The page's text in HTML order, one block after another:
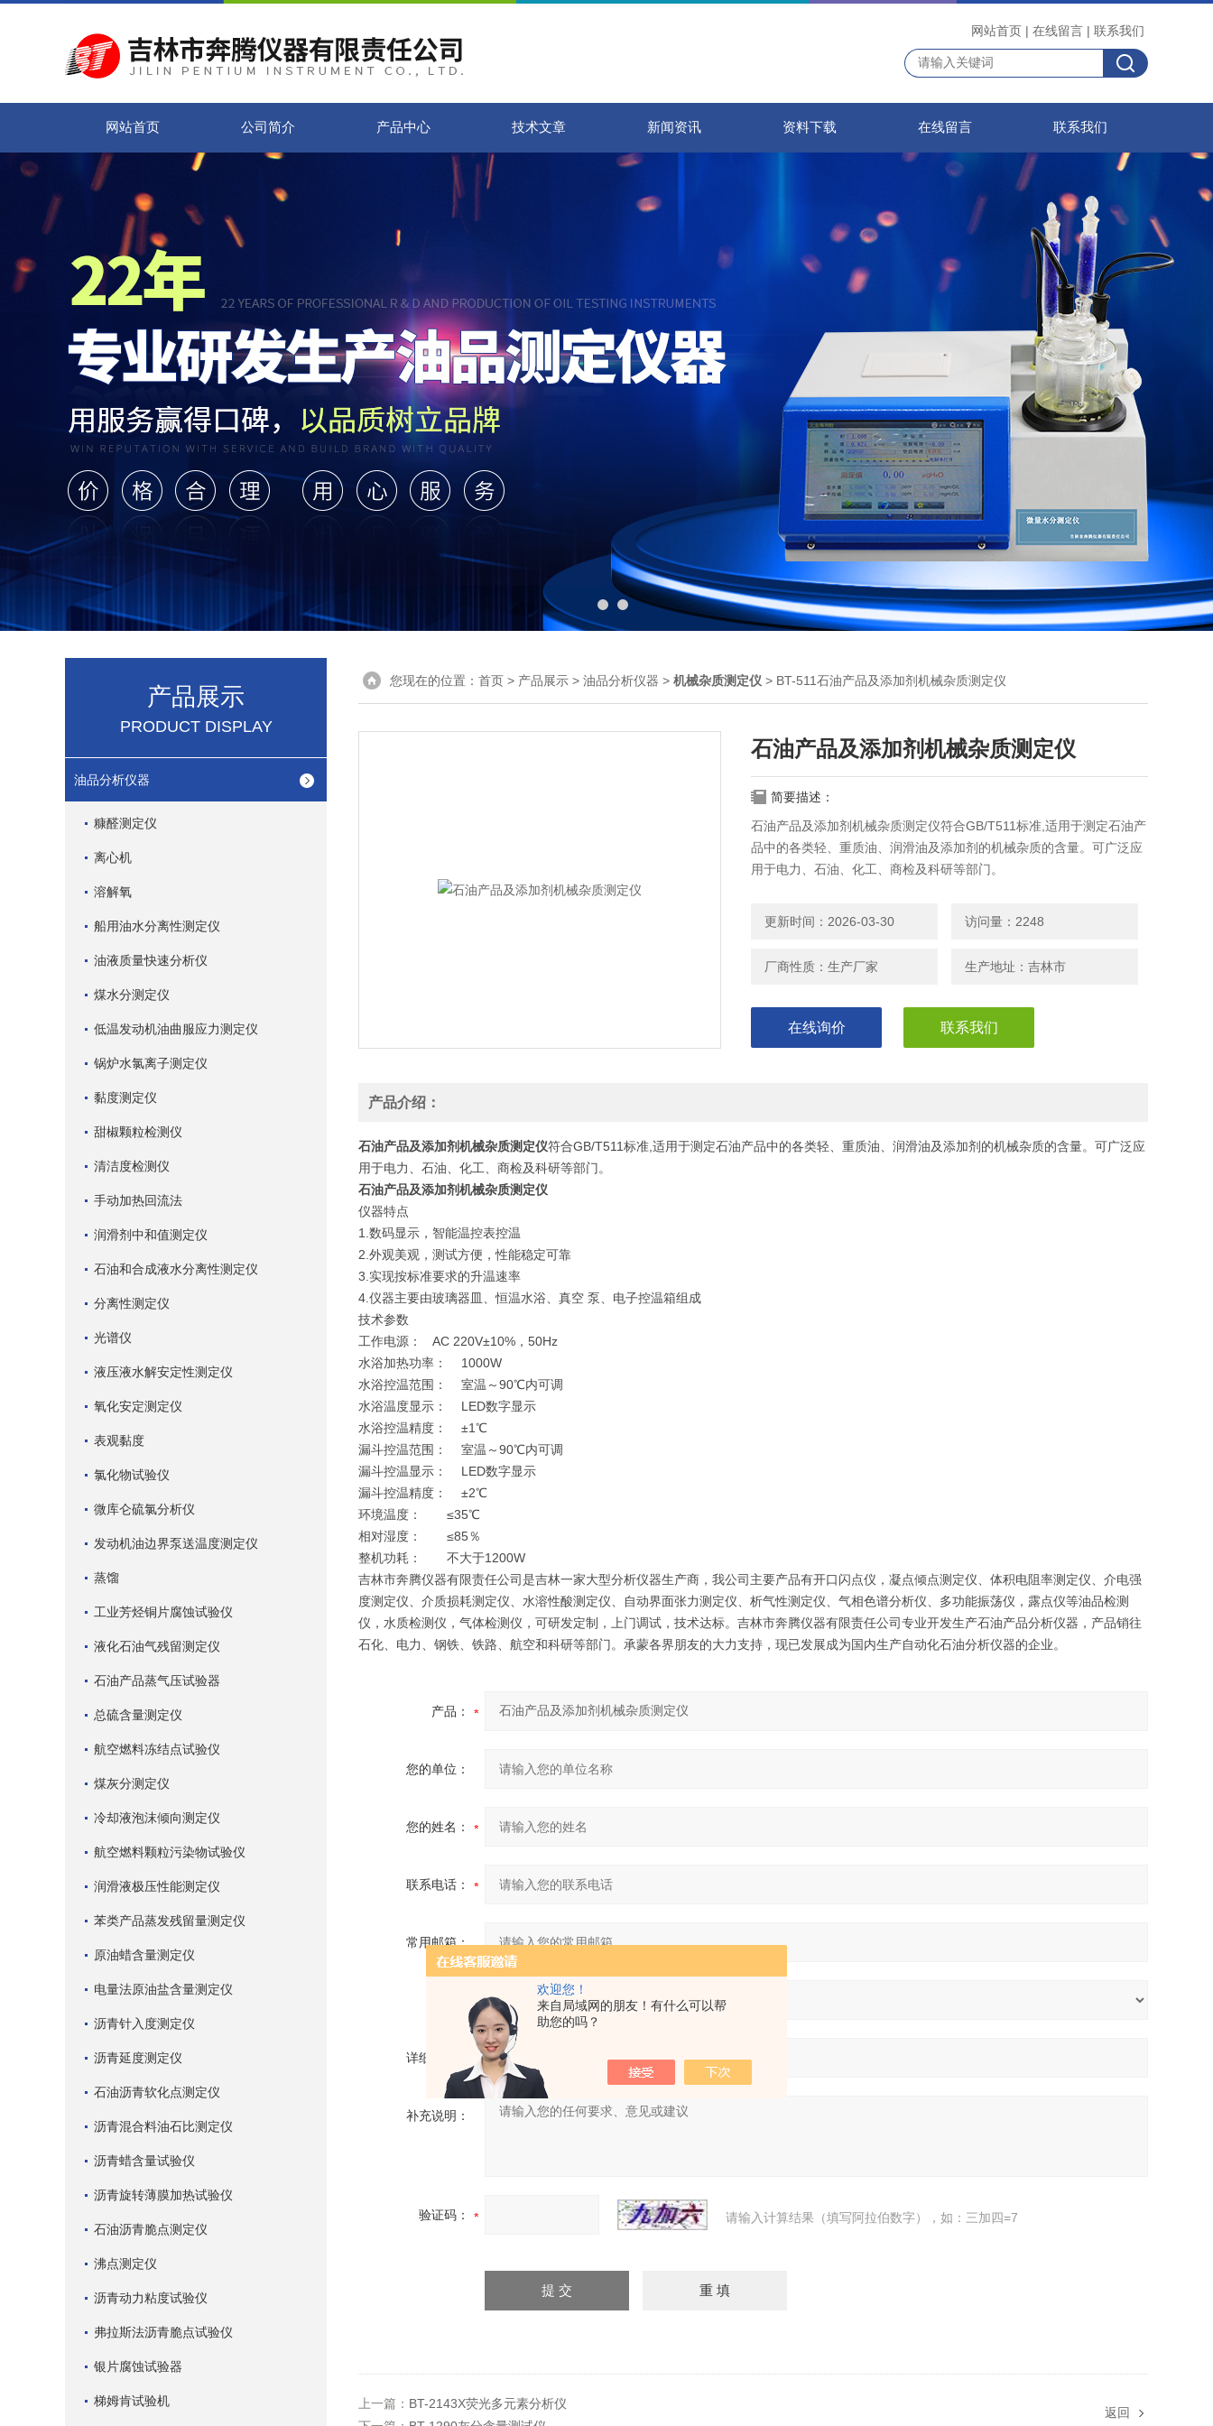
欢迎您！
来自局域网的朋友！有什么可以帮
助您的吗？
网站首页 | 在线留言 | 联系我们
网站首页 公司简介 产品中心 技术文章 新闻资讯 资料下载 在线留言 联系我们
产品展示
PRODUCT DISPLAY
油品分析仪器
糠醛测定仪
离心机
溶解氧
船用油水分离性测定仪
油液质量快速分析仪
煤水分测定仪
低温发动机油曲服应力测定仪
锅炉水氯离子测定仪
黏度测定仪
甜椒颗粒检测仪
清洁度检测仪
手动加热回流法
润滑剂中和值测定仪
石油和合成液水分离性测定仪
分离性测定仪
光谱仪
液压液水解安定性测定仪
氧化安定测定仪
表观黏度
氯化物试验仪
微库仑硫氯分析仪
发动机油边界泵送温度测定仪
蒸馏
工业芳烃铜片腐蚀试验仪
液化石油气残留测定仪
石油产品蒸气压试验器
总硫含量测定仪
航空燃料冻结点试验仪
煤灰分测定仪
冷却液泡沫倾向测定仪
航空燃料颗粒污染物试验仪
润滑液极压性能测定仪
苯类产品蒸发残留量测定仪
原油蜡含量测定仪
电量法原油盐含量测定仪
沥青针入度测定仪
沥青延度测定仪
石油沥青软化点测定仪
沥青混合料油石比测定仪
沥青蜡含量试验仪
沥青旋转薄膜加热试验仪
石油沥青脆点测定仪
沸点测定仪
沥青动力粘度试验仪
弗拉斯法沥青脆点试验仪
银片腐蚀试验器
梯姆肯试验机
您现在的位置： 首页 > 产品展示 > 油品分析仪器 > 机械杂质测定仪 > BT-511石油产品及添加剂机械杂质测定仪
石油产品及添加剂机械杂质测定仪
简要描述：
石油产品及添加剂机械杂质测定仪符合GB/T511标准,适用于测定石油产
品中的各类轻、重质油、润滑油及添加剂的机械杂质的含量。可广泛应
用于电力、石油、化工、商检及科研等部门。
更新时间：2026-03-30 访问量：2248
厂商性质：生产厂家 生产地址：吉林市
在线询价 联系我们
产品介绍：
石油产品及添加剂机械杂质测定仪符合GB/T511标准,适用于测定石油产品中的各类轻、重质油、润滑油及添加剂的机械杂质的含量。可广泛应
用于电力、石油、化工、商检及科研等部门。
石油产品及添加剂机械杂质测定仪
仪器特点
1.数码显示，智能温控表控温
2.外观美观，测试方便，性能稳定可靠
3.实现按标准要求的升温速率
4.仪器主要由玻璃器皿、恒温水浴、真空 泵、电子控温箱组成
技术参数
工作电源： AC 220V±10%，50Hz
水浴加热功率： 1000W
水浴控温范围： 室温～90℃内可调
水浴温度显示： LED数字显示
水浴控温精度： ±1℃
漏斗控温范围： 室温～90℃内可调
漏斗控温显示： LED数字显示
漏斗控温精度： ±2℃
环境温度： ≤35℃
相对湿度： ≤85％
整机功耗： 不大于1200W
吉林市奔腾仪器有限责任公司是吉林一家大型分析仪器生产商，我公司主要产品有开口闪点仪，凝点倾点测定仪、体积电阻率测定仪、介电强
度测定仪、介质损耗测定仪、水溶性酸测定仪、自动界面张力测定仪、析气性测定仪、气相色谱分析仪、多功能振荡仪，露点仪等油品检测
仪，水质检测仪，气体检测仪，可研发定制，上门调试，技术达标。吉林市奔腾仪器有限责任公司专业开发生产石油产品分析仪器，产品销往
石化、电力、钢铁、铁路、航空和科研等部门。承蒙各界朋友的大力支持，现已发展成为国内生产自动化石油分析仪器的企业。
产品：
您的单位：
您的姓名：
联系电话：
常用邮箱：
详细地址：
补充说明：
验证码： 请输入计算结果（填写阿拉伯数字），如：三加四=7
上一篇： BT-2143X荧光多元素分析仪
返回